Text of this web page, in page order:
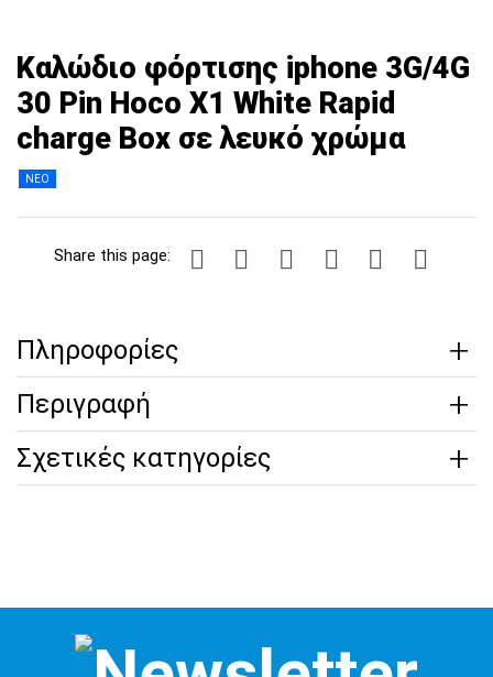
Καλώδιο φόρτισης iphone 3G/4G
30 Pin Hoco X1 White Rapid
charge Box σε λευκό χρώμα
ΝΕΟ
Share this page:
Πληροφορίες
Περιγραφή
Σχετικές κατηγορίες